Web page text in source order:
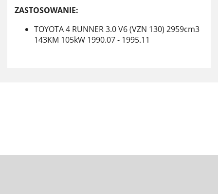
ZASTOSOWANIE:
TOYOTA 4 RUNNER 3.0 V6 (VZN 130) 2959cm3
143KM 105kW 1990.07 - 1995.11